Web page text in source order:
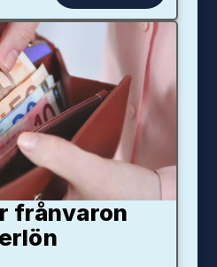
från­varon